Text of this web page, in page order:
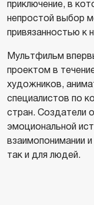
приключение, в
непростой выбор
привязанностью к
Мультфильм
проектом в
художников,
специалистов по
стран. Создатели
эмоциональной
взаимопонимании
так и для людей.